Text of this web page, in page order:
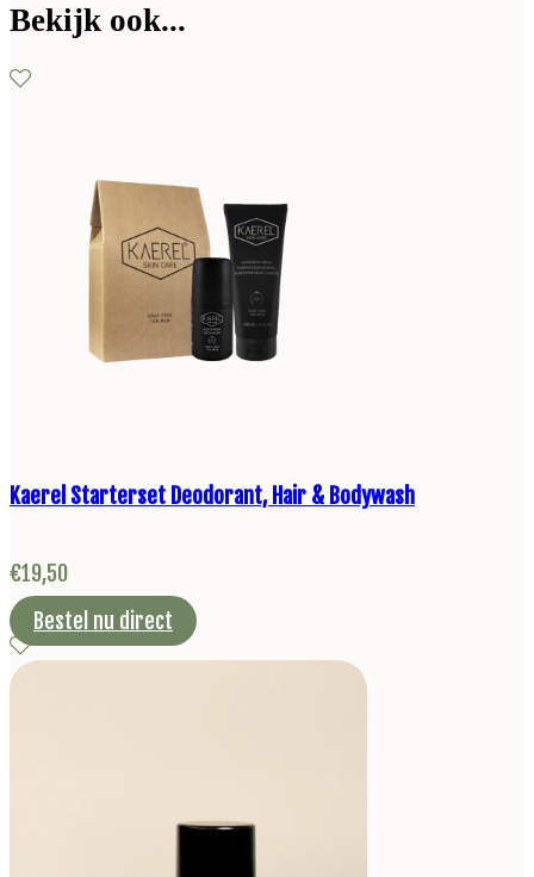
Bekijk ook...
Kaerel Starterset Deodorant, Hair & Bodywash
€19,50
Bestel nu direct